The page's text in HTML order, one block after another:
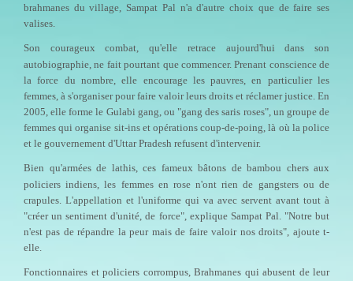
brahmanes du village, Sampat Pal n'a d'autre choix que de faire ses
valises.
Son courageux combat, qu'elle retrace aujourd'hui dans son
autobiographie, ne fait pourtant que commencer. Prenant conscience de
la force du nombre, elle encourage les pauvres, en particulier les
femmes, à s'organiser pour faire valoir leurs droits et réclamer justice. En
2005, elle forme le Gulabi gang, ou "gang des saris roses", un groupe de
femmes qui organise sit-ins et opérations coup-de-poing, là où la police
et le gouvernement d'Uttar Pradesh refusent d'intervenir.
Bien qu'armées de lathis, ces fameux bâtons de bambou chers aux
policiers indiens, les femmes en rose n'ont rien de gangsters ou de
crapules. L'appellation et l'uniforme qui va avec servent avant tout à
"créer un sentiment d'unité, de force", explique Sampat Pal. "Notre but
n'est pas de répandre la peur mais de faire valoir nos droits", ajoute t-
elle.
Fonctionnaires et policiers corrompus, Brahmanes qui abusent de leur